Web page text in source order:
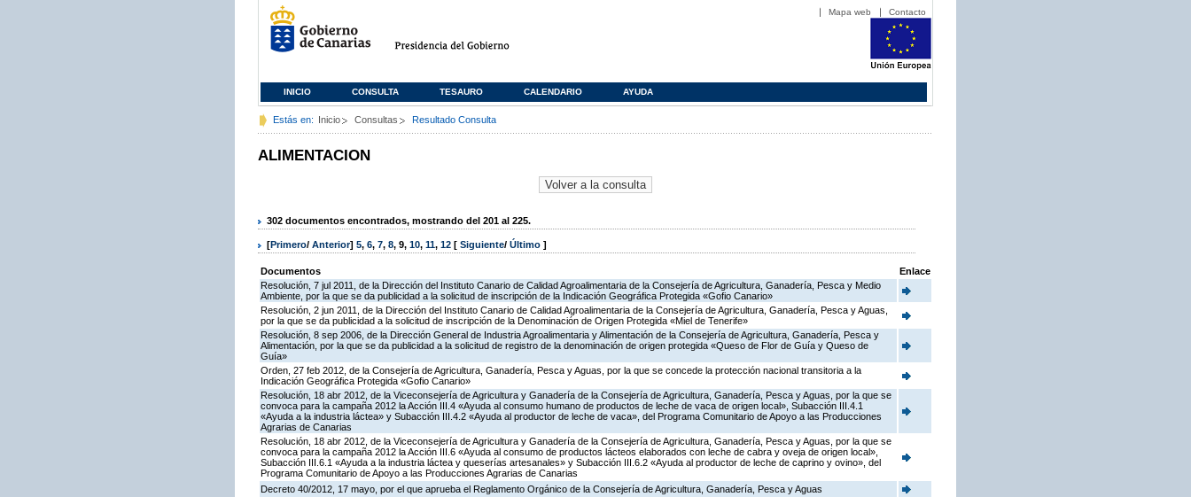
Mapa web Contacto
INICIO CONSULTA TESAURO CALENDARIO AYUDA
Estás en: Inicio Consultas Resultado Consulta
ALIMENTACION
302 documentos encontrados, mostrando del 201 al 225.
[Primero/ Anterior] 5, 6, 7, 8, 9, 10, 11, 12 [ Siguiente/ Último ]
Documentos
Enlace
Resolución, 7 jul 2011, de la Dirección del Instituto Canario de Calidad Agroalimentaria de la Consejería de Agricultura, Ganadería, Pesca y Medio
Ambiente, por la que se da publicidad a la solicitud de inscripción de la Indicación Geográfica Protegida «Gofio Canario»
Resolución, 2 jun 2011, de la Dirección del Instituto Canario de Calidad Agroalimentaria de la Consejería de Agricultura, Ganadería, Pesca y Aguas,
por la que se da publicidad a la solicitud de inscripción de la Denominación de Origen Protegida «Miel de Tenerife»
Resolución, 8 sep 2006, de la Dirección General de Industria Agroalimentaria y Alimentación de la Consejería de Agricultura, Ganadería, Pesca y
Alimentación, por la que se da publicidad a la solicitud de registro de la denominación de origen protegida «Queso de Flor de Guía y Queso de
Guía»
Orden, 27 feb 2012, de la Consejería de Agricultura, Ganadería, Pesca y Aguas, por la que se concede la protección nacional transitoria a la
Indicación Geográfica Protegida «Gofio Canario»
Resolución, 18 abr 2012, de la Viceconsejería de Agricultura y Ganadería de la Consejería de Agricultura, Ganadería, Pesca y Aguas, por la que se
convoca para la campaña 2012 la Acción III.4 «Ayuda al consumo humano de productos de leche de vaca de origen local», Subacción III.4.1
«Ayuda a la industria láctea» y Subacción III.4.2 «Ayuda al productor de leche de vaca», del Programa Comunitario de Apoyo a las Producciones
Agrarias de Canarias
Resolución, 18 abr 2012, de la Viceconsejería de Agricultura y Ganadería de la Consejería de Agricultura, Ganadería, Pesca y Aguas, por la que se
convoca para la campaña 2012 la Acción III.6 «Ayuda al consumo de productos lácteos elaborados con leche de cabra y oveja de origen local»,
Subacción III.6.1 «Ayuda a la industria láctea y queserías artesanales» y Subacción III.6.2 «Ayuda al productor de leche de caprino y ovino», del
Programa Comunitario de Apoyo a las Producciones Agrarias de Canarias
Decreto 40/2012, 17 mayo, por el que aprueba el Reglamento Orgánico de la Consejería de Agricultura, Ganadería, Pesca y Aguas